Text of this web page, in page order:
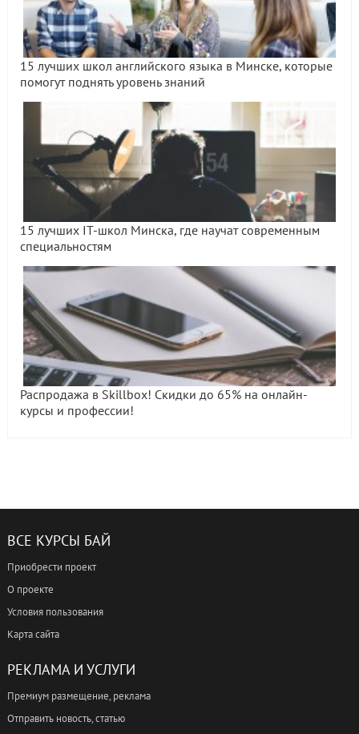
15 лучших школ английского языка в Минске, которые
помогут поднять уровень знаний
15 лучших IT-школ Минска, где научат современным
специальностям
Распродажа в Skillbox! Скидки до 65% на онлайн-
курсы и профессии!
ВСЕ КУРСЫ БАЙ
Приобрести проект
О проекте
Условия пользования
Карта сайта
РЕКЛАМА И УСЛУГИ
Премиум размещение, реклама
Отправить новость, статью